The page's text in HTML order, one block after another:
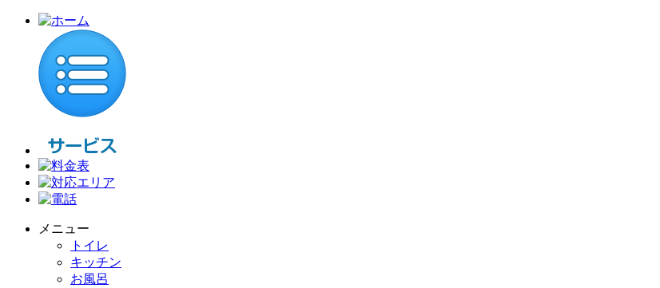
メニュー
トイレ
キッチン
お風呂